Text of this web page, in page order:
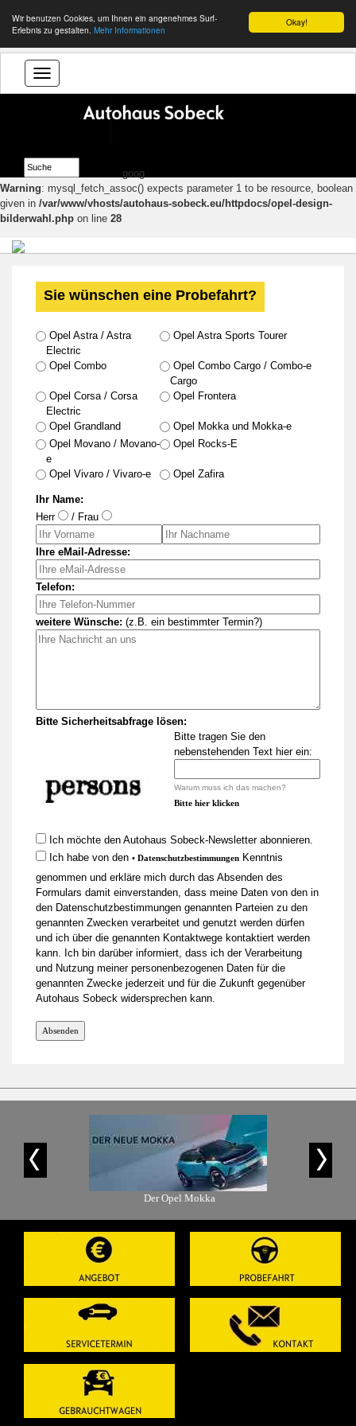
Okay!
Wir benutzen Cookies, um Ihnen ein angenehmes Surf-
Erlebnis zu gestalten. Mehr Informationen
goog
Warning: mysql_fetch_assoc() expects parameter 1 to be resource, boolean
given in /var/www/vhosts/autohaus-sobeck.eu/httpdocs/opel-design-
bilderwahl.php on line 28
Sie wünschen eine Probefahrt?
Opel Astra / Astra
Electric
Opel Astra Sports Tourer
Opel Combo
Opel Combo Cargo / Combo-e
Cargo
Opel Corsa / Corsa
Electric
Opel Frontera
Opel Grandland
Opel Mokka und Mokka-e
Opel Movano / Movano-
e
Opel Rocks-E
Opel Vivaro / Vivaro-e Opel Zafira
Ihr Name:
Herr
/ Frau
Ihre eMail-Adresse:
Telefon:
weitere Wünsche: (z.B. ein bestimmter Termin?)
Bitte Sicherheitsabfrage lösen:
Bitte tragen Sie den
nebenstehenden Text hier ein:
Warum muss ich das machen?
Bitte hier klicken
Ich möchte den Autohaus Sobeck-Newsletter abonnieren.
Ich habe von den • Datenschutzbestimmungen Kenntnis
genommen und erkläre mich durch das Absenden des
Formulars damit einverstanden, dass meine Daten von den in
den Datenschutzbestimmungen genannten Parteien zu den
genannten Zwecken verarbeitet und genutzt werden dürfen
und ich über die genannten Kontaktwege kontaktiert werden
kann. Ich bin darüber informiert, dass ich der Verarbeitung
und Nutzung meiner personenbezogenen Daten für die
genannten Zwecke jederzeit und für die Zukunft gegenüber
Autohaus Sobeck widersprechen kann.
Der Opel Mokka